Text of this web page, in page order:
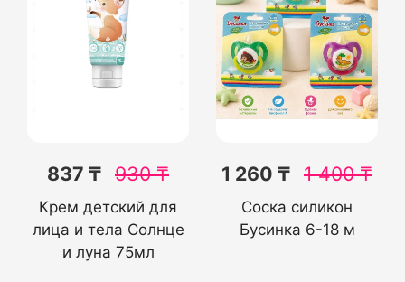
837 ₸ 930₸
Крем детский для
лица и тела Солнце
и луна 75мл
1 260 ₸ 1 400₸
Соска силикон
Бусинка 6-18 м